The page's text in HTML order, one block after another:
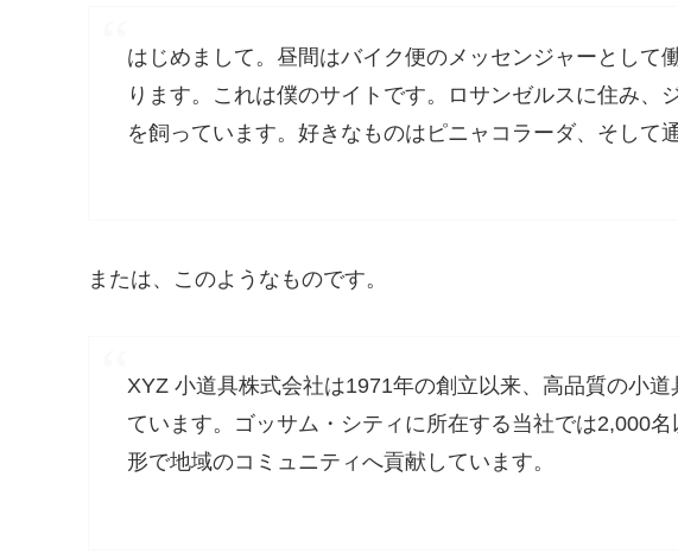
はじめまして。昼間はバイク便のメッセンジャーとして
ります。これは僕のサイトです。ロサンゼルスに住み、
を飼っています。好きなものはピニャコラーダ、そして
または、このようなものです。
XYZ 小道具株式会社は1971年の創立以来、高品質の小
ています。ゴッサム・シティに所在する当社では2,000
形で地域のコミュニティへ貢献しています。